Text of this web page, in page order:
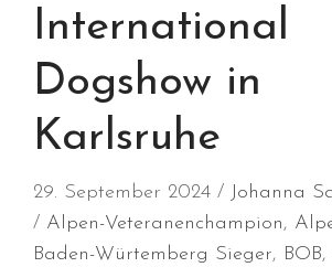
August 2023
Juli 2023
Juni 2023
Oktober
August
International
Dogshow in
Karlsruhe
29. September 2024 Johanna
Alpen-Veteranenchampion,
Baden-Würtemberg Sieger, BOB,